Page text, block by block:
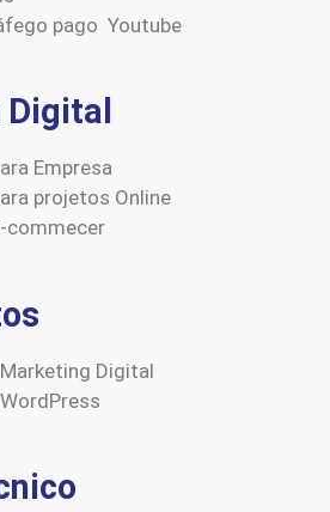
pago Youtube
Empresa
projetos Online
commecer
Digital